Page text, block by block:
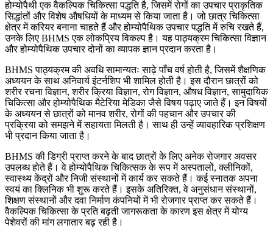
होम्योपैथी एक वैकल्पिक चिकित्सा पद्धति है, जिसमें रोगों का उपचार प्राकृतिक
सिद्धांतों और विशेष औषधियों के माध्यम से किया जाता है। जो छात्र चिकित्सा
क्षेत्र में करियर बनाना चाहते हैं और होम्योपैथिक उपचार पद्धति में रुचि रखते हैं,
उनके लिए BHMS एक लोकप्रिय विकल्प है। यह पाठ्यक्रम चिकित्सा विज्ञान
और होम्योपैथिक उपचार दोनों का व्यापक ज्ञान प्रदान करता है।
BHMS पाठ्यक्रम की अवधि सामान्यतः साढ़े पाँच वर्ष होती है, जिसमें शैक्षणिक
अध्ययन के साथ अनिवार्य इंटर्नशिप भी शामिल होती है। इस दौरान छात्रों को
शरीर रचना विज्ञान, शरीर क्रिया विज्ञान, रोग विज्ञान, औषध विज्ञान, सामुदायिक
चिकित्सा और होम्योपैथिक मैटेरिया मेडिका जैसे विषय पढ़ाए जाते हैं। इन विषयों
के अध्ययन से छात्रों को मानव शरीर, रोगों की पहचान और उपचार की
प्रक्रिया को समझने में सहायता मिलती है। साथ ही उन्हें व्यावहारिक प्रशिक्षण
भी प्रदान किया जाता है।
BHMS की डिग्री प्राप्त करने के बाद छात्रों के लिए अनेक रोजगार अवसर
उपलब्ध होते हैं। वे होम्योपैथिक चिकित्सक के रूप में अस्पतालों, क्लीनिकों,
स्वास्थ्य केंद्रों और निजी संस्थानों में कार्य कर सकते हैं। कई स्नातक अपना
स्वयं का क्लिनिक भी शुरू करते हैं। इसके अतिरिक्त, वे अनुसंधान संस्थानों,
शिक्षण संस्थानों और दवा निर्माण कंपनियों में भी रोजगार प्राप्त कर सकते हैं।
वैकल्पिक चिकित्सा के प्रति बढ़ती जागरूकता के कारण इस क्षेत्र में योग्य
पेशेवरों की मांग लगातार बढ़ रही है।